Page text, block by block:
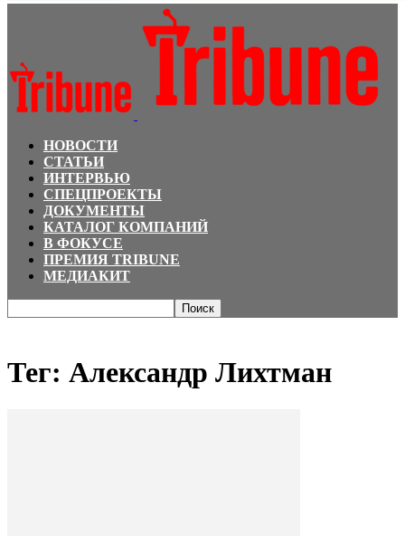
НОВОСТИ
СТАТЬИ
ИНТЕРВЬЮ
СПЕЦПРОЕКТЫ
ДОКУМЕНТЫ
КАТАЛОГ КОМПАНИЙ
В ФОКУСЕ
ПРЕМИЯ TRIBUNE
МЕДИАКИТ
Тег: Александр Лихтман